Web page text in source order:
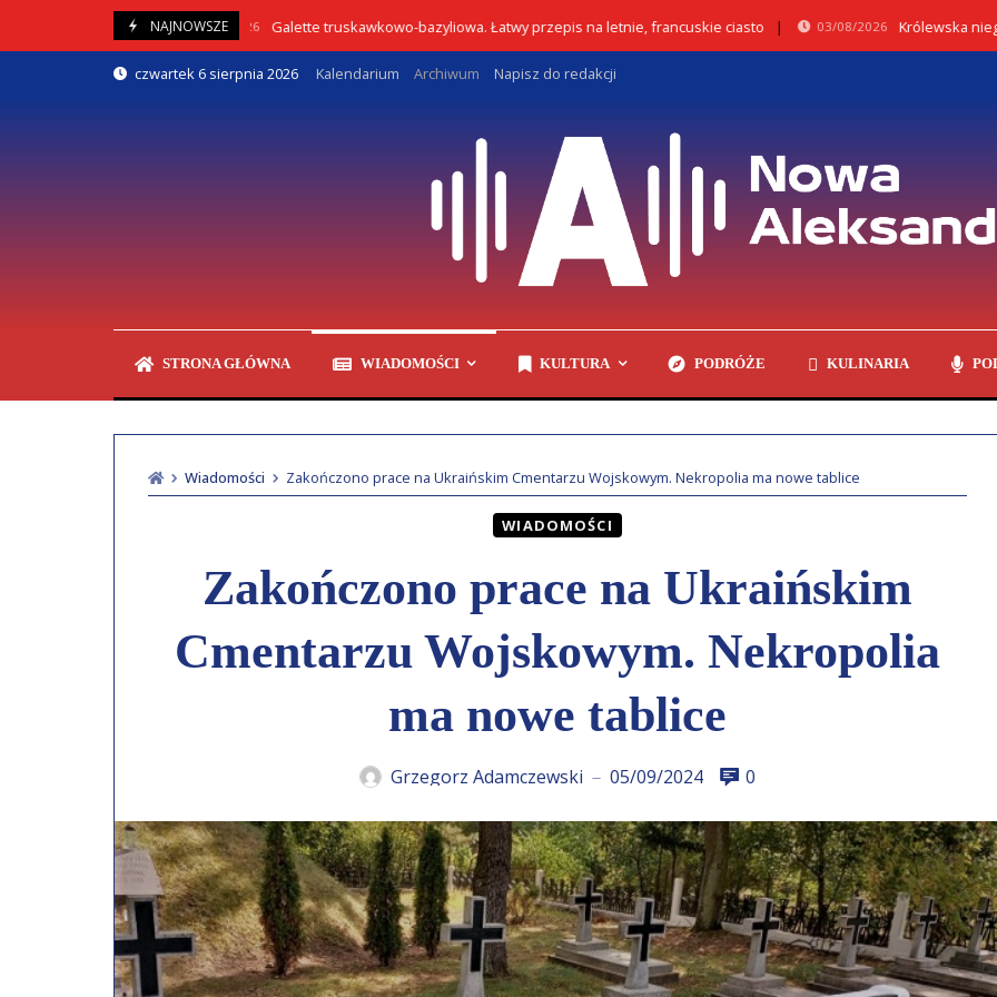
content
NAJNOWSZE
05/08/2026 Galette truskawkowo-bazyliowa. Łatwy przepis na letnie, francuskie ciasto 03/08/2026 Królewska
czwartek 6 sierpnia 2026 Kalendarium Archiwum Napisz do redakcji
STRONA GŁÓWNA WIADOMOŚCI KULTURA PODRÓŻE KULINARIA
Wiadomości Zakończono prace na Ukraińskim Cmentarzu Wojskowym. Nekropolia ma nowe tablice
WIADOMOŚCI
Zakończono prace na Ukraińskim
Cmentarzu Wojskowym. Nekropolia
ma nowe tablice
Grzegorz Adamczewski — 05/09/2024 0